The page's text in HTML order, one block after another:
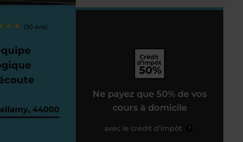
(30 avis)
44000
Ne payez que 50% de vos
cours à domicile
avec le crédit d’impôt ?